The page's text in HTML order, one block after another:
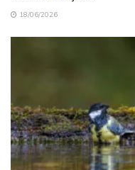
18/06/2026